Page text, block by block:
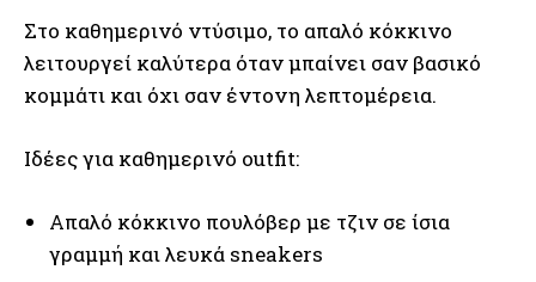
Στο καθημερινό ντύσιμο, το απαλό κόκκινο
λειτουργεί καλύτερα όταν μπαίνει σαν βασικό
κομμάτι και όχι σαν έντονη λεπτομέρεια.
Ιδέες για καθημερινό outfit:
Απαλό κόκκινο πουλόβερ με τζιν σε ίσια
γραμμή και λευκά sneakers